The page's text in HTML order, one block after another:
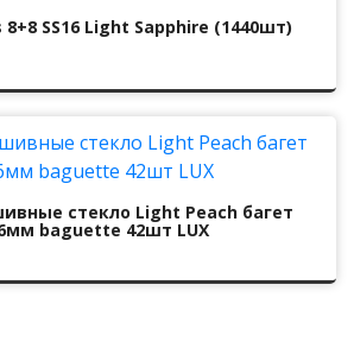
SS16 Light Sapphire (1440шт)
стекло Light Peach багет
baguette 42шт LUX